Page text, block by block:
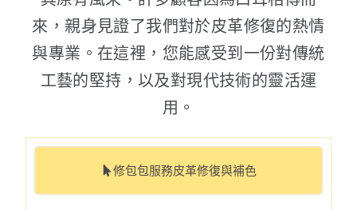
來，親身見證了我們對於皮革修復的熱情
與專業。在這裡，您能感受到一份對傳統
工藝的堅持，以及對現代技術的靈活運
用。
修包包服務皮革修復與補色